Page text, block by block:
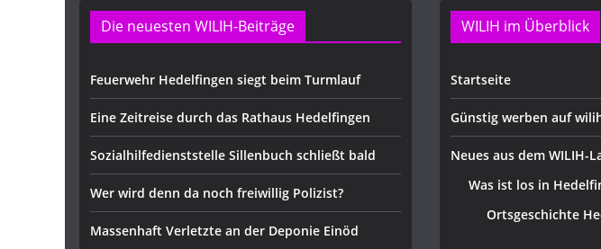
Die neuesten WILIH-Beiträge
Feuerwehr Hedelfingen siegt beim Turmlauf
Eine Zeitreise durch das Rathaus Hedelfingen
Sozialhilfedienststelle Sillenbuch schließt bald
Wer wird denn da noch freiwillig Polizist?
Massenhaft Verletzte an der Deponie Einöd
WILIH im Überblick
Startseite
Günstig werben auf
Neues aus dem WILIH-
Was ist los in
Ortsgeschichte